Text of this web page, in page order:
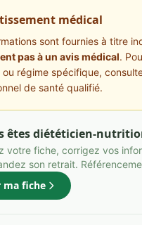
médical
sont fournies à titre
pas à un avis médical.
ou régime spécifique,
de santé qualifié.
êtes diététicien-
votre fiche, corrigez vos
son retrait.
ma fiche